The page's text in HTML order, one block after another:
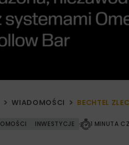
WIADOMOŚCI BECHTEL
INWESTYCJE 1 MINUTA